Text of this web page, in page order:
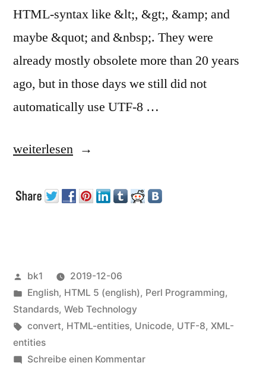
HTML-syntax like &lt;, &gt;, &amp; and
maybe &quot; and &nbsp;. They were
already mostly obsolete more than 20 years
ago, but in those days we still did not
automatically use UTF-8 …
„How
get
HTML-
entities
in
Files“
weiterlesen
Veröffentlicht
von
bk1
2019-12-06
Veröffentlicht
unter
English, HTML 5 (english), Perl Programming,
Standards, Web Technology
Schlagwörter:
convert, HTML-entities, Unicode, UTF-8, XML-
entities
Schreibe einen Kommentarzu